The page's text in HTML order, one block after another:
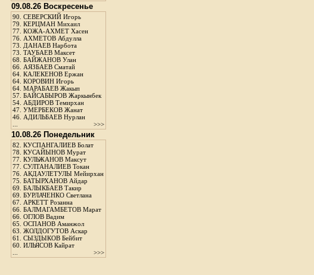
09.08.26 Воскресенье
90. СЕВЕРСКИЙ Игорь
79. КЕРЦМАН Михаил
77. КОЖА-АХМЕТ Хасен
76. АХМЕТОВ Абдулла
73. ДАНАЕВ Нарбота
73. ТАУБАЕВ Максет
68. БАЙЖАНОВ Улан
66. АЯЗБАЕВ Сматай
64. КАЛЕКЕНОВ Ержан
64. КОРОВИН Игорь
64. МАРАБАЕВ Жакып
57. БАЙСАБЫРОВ Жаркынбек
54. АБДИРОВ Темирхан
47. УМЕРБЕКОВ Жанат
46. АДИЛЬБАЕВ Нурлан
>>>
10.08.26 Понедельник
82. КУСПАНГАЛИЕВ Болат
78. КУСАЙЫНОВ Мурат
77. КУЛЬЖАНОВ Максут
77. СУЛТАНАЛИЕВ Токан
76. АКДАУЛЕТУЛЫ Мейирхан
75. БАТЫРХАНОВ Айдар
69. БАЛЫКБАЕВ Такир
69. БУРЛАЧЕНКО Светлана
67. АРКЕТТ Розанна
66. БАЛМАГАМБЕТОВ Марат
66. ОГЛОВ Вадим
65. ОСПАНОВ Аманжол
63. ЖОЛДОГУТОВ Аскар
61. СЫЗДЫКОВ Бейбит
60. ИЛЬЯСОВ Кайрат
>>>